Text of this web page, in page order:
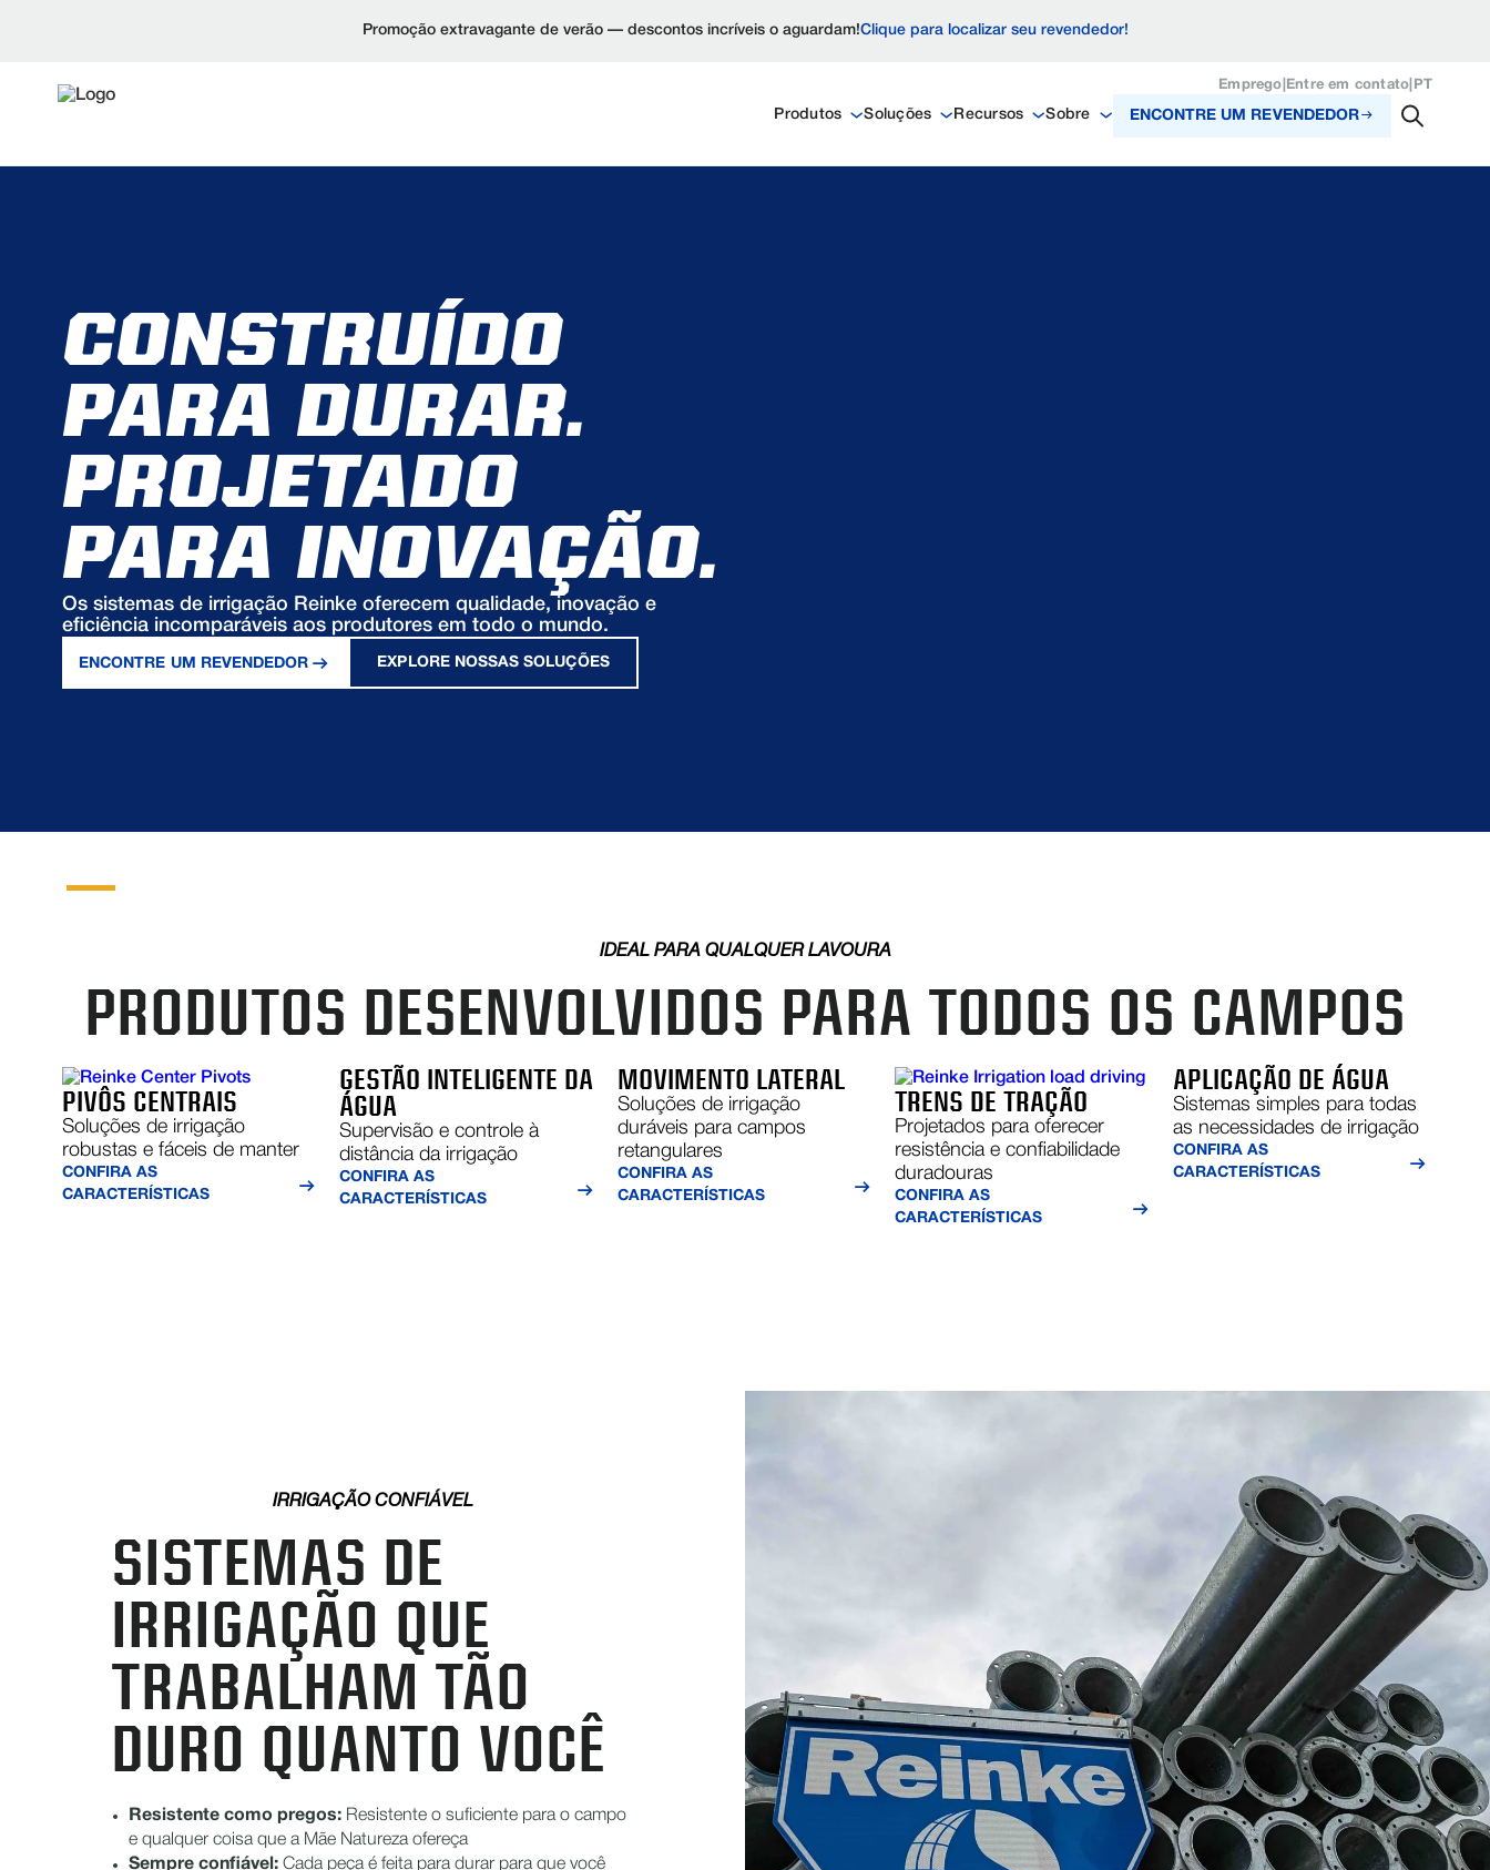
Promoção extravagante de verão — descontos incríveis o aguardam!Clique para localizar seu revendedor!
Emprego Entre em contato PT
Produtos Soluções Recursos Sobre ENCONTRE UM REVENDEDOR
CONSTRUÍDO
PARA DURAR.
PROJETADO
PARA INOVAÇÃO.
Os sistemas de irrigação Reinke oferecem qualidade, inovação e
eficiência incomparáveis aos produtores em todo o mundo.
ENCONTRE UM REVENDEDOR EXPLORE NOSSAS SOLUÇÕES
IDEAL PARA QUALQUER LAVOURA
PRODUTOS DESENVOLVIDOS PARA TODOS OS CAMPOS
PIVÔS CENTRAIS
Soluções de irrigação
robustas e fáceis de manter
CONFIRA AS
CARACTERÍSTICAS
GESTÃO INTELIGENTE DA
ÁGUA
Supervisão e controle à
distância da irrigação
CONFIRA AS
CARACTERÍSTICAS
MOVIMENTO LATERAL
Soluções de irrigação
duráveis para campos
retangulares
CONFIRA AS
CARACTERÍSTICAS
TRENS DE TRAÇÃO
Projetados para oferecer
resistência e confiabilidade
duradouras
CONFIRA AS
CARACTERÍSTICAS
APLICAÇÃO DE ÁGUA
Sistemas simples para todas
as necessidades de irrigação
CONFIRA AS
CARACTERÍSTICAS
IRRIGAÇÃO CONFIÁVEL
SISTEMAS DE
IRRIGAÇÃO QUE
TRABALHAM TÃO
DURO QUANTO VOCÊ
Resistente como pregos: Resistente o suficiente para o campo
e qualquer coisa que a Mãe Natureza ofereça
Sempre confiável: Cada peça é feita para durar para que você